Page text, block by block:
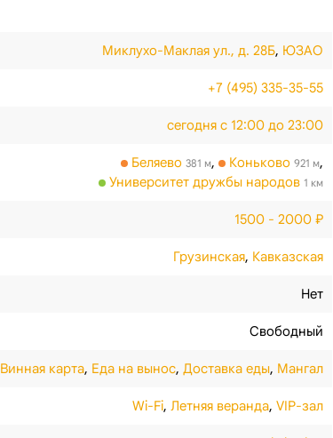
Миклухо-Маклая ул., д. 28Б, ЮЗАО
+7 (495) 335-35-55
сегодня с 12:00 до 23:00
Беляево 381 м, Коньково 921 м,
Университет дружбы народов 1 км
1500 - 2000 ₽
Грузинская, Кавказская
Нет
Свободный
Винная карта, Еда на вынос, Доставка еды, Мангал
Wi-Fi, Летняя веранда, VIP-зал